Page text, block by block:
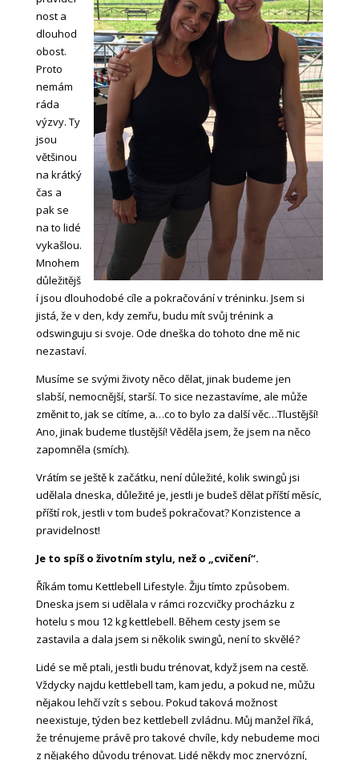
nost a
dlouhod
obost.
Proto
nemám
ráda
výzvy. Ty
jsou
většinou
na krátký
čas a
pak se
na to lidé
vykašlou.
Mnohem
důležitějš
í jsou dlouhodobé cíle a pokračování v tréninku. Jsem si
jistá, že v den, kdy zemřu, budu mít svůj trénink a
odswinguju si svoje. Ode dneška do tohoto dne mě nic
nezastaví.
Musíme se svými životy něco dělat, jinak budeme jen
slabší, nemocnější, starší. To sice nezastavíme, ale může
změnit to, jak se cítíme, a…co to bylo za další věc…Tlustější!
Ano, jinak budeme tlustější! Věděla jsem, že jsem na něco
zapomněla (smích).
Vrátím se ještě k začátku, není důležité, kolik swingů jsi
udělala dneska, důležité je, jestli je budeš dělat příští měsíc,
příští rok, jestli v tom budeš pokračovat? Konzistence a
pravidelnost!
Je to spíš o životním stylu, než o „cvičení“.
Říkám tomu Kettlebell Lifestyle. Žiju tímto způsobem.
Dneska jsem si udělala v rámci rozcvičky procházku z
hotelu s mou 12 kg kettlebell. Během cesty jsem se
zastavila a dala jsem si několik swingů, není to skvělé?
Lidé se mě ptali, jestli budu trénovat, když jsem na cestě.
Vždycky najdu kettlebell tam, kam jedu, a pokud ne, můžu
nějakou lehčí vzít s sebou. Pokud taková možnost
neexistuje, týden bez kettlebell zvládnu. Můj manžel říká,
že trénujeme právě pro takové chvíle, kdy nebudeme moci
z nějakého důvodu trénovat. Lidé někdy moc znervózní,